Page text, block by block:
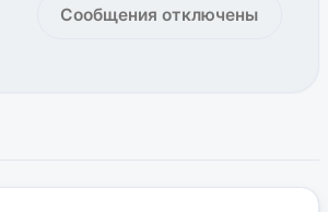
Сообщения отключены